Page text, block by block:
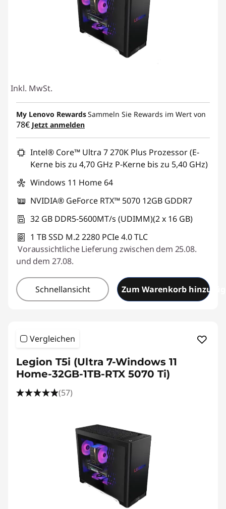
Inkl. MwSt.
My Lenovo RewardsSammeln Sie Rewards im Wert von
78€ Jetzt anmelden
Intel® Core™ Ultra 7 270K Plus Prozessor (E-
Kerne bis zu 4,70 GHz P-Kerne bis zu 5,40 GHz)
Windows 11 Home 64
NVIDIA® GeForce RTX™ 5070 12GB GDDR7
32 GB DDR5-5600MT/s (UDIMM)(2 x 16 GB)
1 TB SSD M.2 2280 PCIe 4.0 TLC
Voraussichtliche Lieferung zwischen dem 25.08.
und dem 27.08.
Schnellansicht Zum Warenkorb
Vergleichen
Legion T5i (Ultra 7-Windows 11
Home-32GB-1TB-RTX 5070 Ti)
(57)